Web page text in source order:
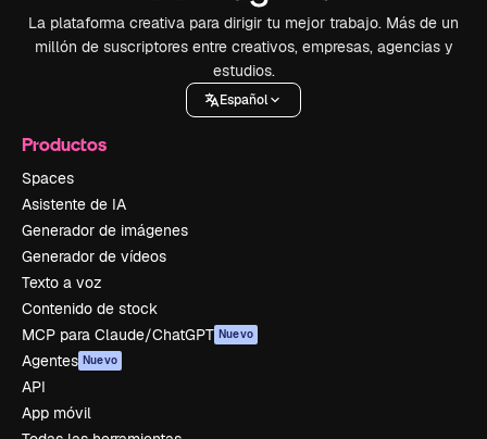
La plataforma creativa para dirigir tu mejor trabajo. Más de un
millón de suscriptores entre creativos, empresas, agencias y
estudios.
Español
Productos
Spaces
Asistente de IA
Generador de imágenes
Generador de vídeos
Texto a voz
Contenido de stock
MCP para Claude/ChatGPT Nuevo
Agentes Nuevo
API
App móvil